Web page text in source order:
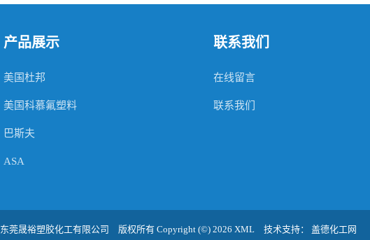
产品展示
美国杜邦
美国科慕氟塑料
巴斯夫
ASA
联系我们
在线留言
联系我们
东莞晟裕塑胶化工有限公司 版权所有 Copyright (©) 2026 XML 技术支持： 盖德化工网